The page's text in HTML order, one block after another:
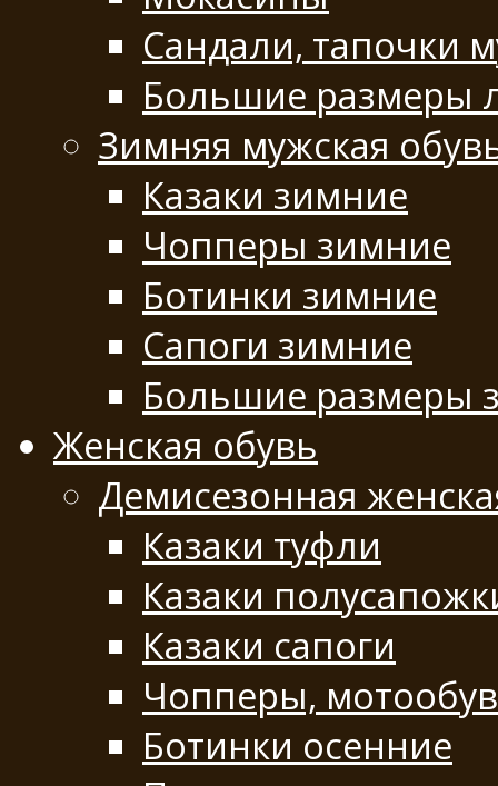
Сандали, тапочки
Большие размеры
Зимняя мужская
Казаки зимние
Чопперы зимние
Ботинки зимние
Сапоги зимние
Большие размеры
Женская обувь
Демисезонная
Казаки туфли
Казаки
Казаки сапоги
Чопперы,
Ботинки осенние